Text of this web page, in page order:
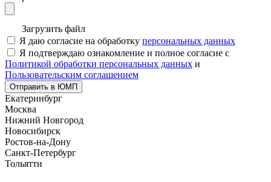
Загрузить файл
Я даю согласие на обработку персональных данных
Я подтверждаю ознакомление и полное согласие с
Политикой обработки персональных данных и
Пользовательским соглашением
Отправить в ЮМП
Екатеринбург
Москва
Нижний Новгород
Новосибирск
Ростов-на-Дону
Санкт-Петербург
Тольятти